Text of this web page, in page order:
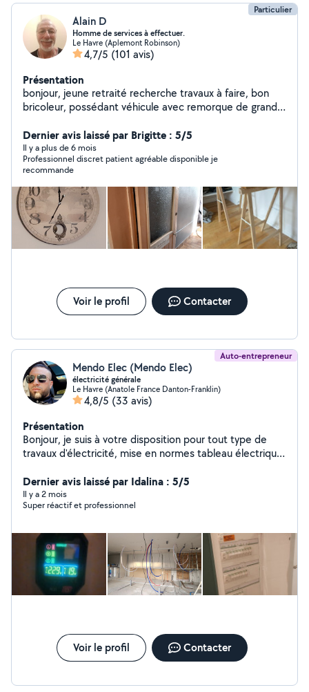
Particulier
Alain D
Homme de services à effectuer.
Le Havre (Aplemont Robinson)
4,7/5 (101 avis)
Présentation
bonjour, jeune retraité recherche travaux à faire, bon
bricoleur, possédant véhicule avec remorque de grande
Dernier avis laissé par Brigitte : 5/5
Il y a plus de 6 mois
Professionnel discret patient agréable disponible je
recommande
Voir le profil Contacter
Auto-entrepreneur
Mendo Elec (Mendo Elec)
électricité générale
Le Havre (Anatole France Danton-Franklin)
4,8/5 (33 avis)
Présentation
Bonjour, je suis à votre disposition pour tout type de
travaux d'électricité, mise en normes tableau électrique,
réparation d'électroménagers, montage de meubles et
de cuisinen'hésitez pas à me contacter Cordialement
Mendo Elec.
Dernier avis laissé par Idalina : 5/5
Il y a 2 mois
Super réactif et professionnel
Voir le profil Contacter